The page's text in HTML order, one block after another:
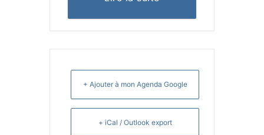
+ Ajouter à mon Agenda Google
+ iCal / Outlook export